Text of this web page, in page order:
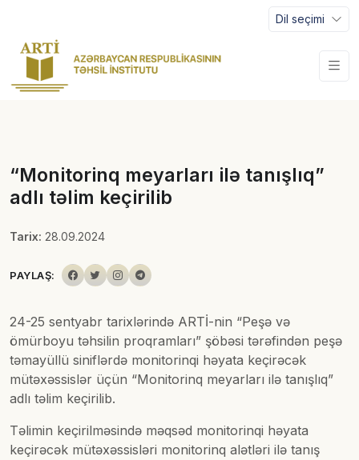
Dil seçimi
“Monitorinq meyarları ilə tanışlıq”
adlı təlim keçirilib
Tarix: 28.09.2024
PAYLAŞ:
24-25 sentyabr tarixlərində ARTİ-nin “Peşə və
ömürboyu təhsilin proqramları” şöbəsi tərəfindən peşə
təmayüllü siniflərdə monitorinqi həyata keçirəcək
mütəxəssislər üçün “Monitorinq meyarları ilə tanışlıq”
adlı təlim keçirilib.
Təlimin keçirilməsində məqsəd monitorinqi həyata
keçirəcək mütəxəssisləri monitorinq alətləri ilə tanış